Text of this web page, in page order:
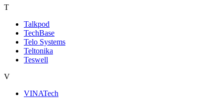
T
Talkpod
TechBase
Telo Systems
Teltonika
Teswell
V
VINATech